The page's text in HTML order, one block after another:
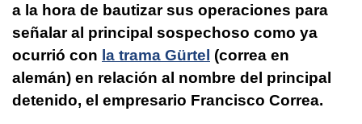
a la hora de bautizar sus operaciones para
señalar al principal sospechoso como ya
ocurrió con la trama Gürtel (correa en
alemán) en relación al nombre del principal
detenido, el empresario Francisco Correa.